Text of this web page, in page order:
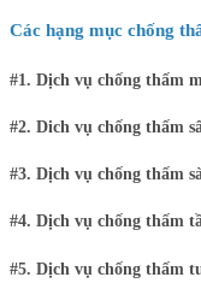
Các hạng mục chống
#1. Dịch vụ chống thấm
#2. Dich vụ chống thấm
#3. Dịch vụ chống thấm
#4. Dịch vụ chống thấm
#5. Dịch vụ chống thấm